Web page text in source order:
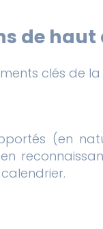
de haut
clés de
(en